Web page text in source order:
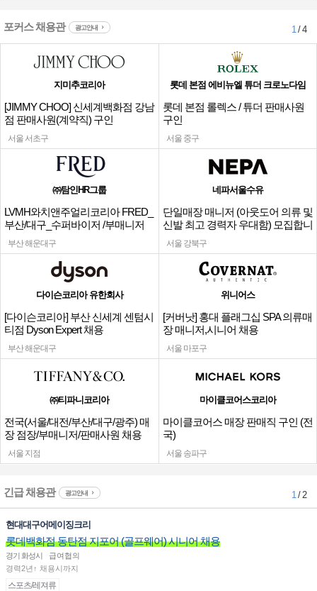
포커스 채용관 광고안내 1/ 4
지미추코리아
[JIMMY CHOO] 신세계백화점 강남
점 판매사원(계약직) 구인
서울 서초구
롯데 본점 에비뉴엘 튜더 크로노다임
롯데 본점 롤렉스 / 튜더 판매사원
구인
서울 중구
㈜탐인HR그룹
LVMH와치앤주얼리코리아 FRED_
부산/대구_수퍼바이저 /부매니저
채용
부산 해운대구
네파서울수유
단일매장 매니저 (아웃도어 의류 및
신발 최고 경력자 우대함) 모집합니
다.
서울 강북구
다이슨코리아 유한회사
[다이슨코리아] 부산 신세계 센텀시
티점 Dyson Expert 채용
부산 해운대구
위니어스
[커버낫] 홍대 플래그십 SPA 의류매
장 매니저,시니어 채용
서울 마포구
㈜티파니코리아
전국(서울/대전/부산/대구/광주) 매
장 점장/부매니저/판매사원 채용
서울 지점
마이클코어스코리아
마이클코어스 매장 판매직 구인 (전
국)
서울 송파구
긴급 채용관 광고안내 1/ 2
현대대구어메이징크리
롯데백화점 동탄점 지포어 (골프웨어) 시니어 채용
경기 화성시
급여협의
경력2년↑ 채용시까지
스포츠/레져류